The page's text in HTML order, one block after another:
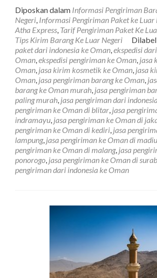
Diposkan dalam Informasi Pengiriman
Negeri, Informasi Pengiriman Paket ke Luar
Atha Express, Tarif Pengiriman Paket Ke
Tips Kirim Barang Ke Luar Negeri
paket dari indonesia ke Oman,ekspedisi
Oman,ekspedisi pengiriman ke Oman, jasa
Oman, jasa kirim kosmetik ke Oman, jasa
Oman, jasa pengiriman barang ke Oman,
barang ke Oman murah, jasa pengiriman
paling murah, jasa pengiriman dari
pengiriman ke Oman di blitar, jasa
indramayu, jasa pengiriman ke Oman di
pengiriman ke Oman di kediri, jasa
lampung, jasa pengiriman ke Oman di
pengiriman ke Oman di malang, jasa
ponorogo, jasa pengiriman ke Oman di
pengiriman dari indonesia ke Oman